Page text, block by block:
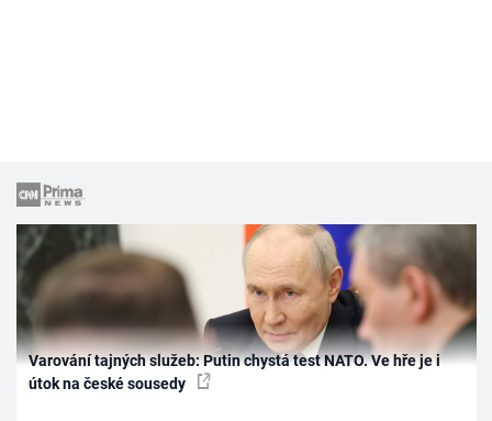
Varování tajných služeb: Putin chystá test NATO. Ve hře je i
útok na české sousedy